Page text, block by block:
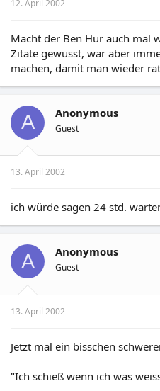
12. April 2002
Macht der Ben Hur auch mal
Zitate gewusst, war aber
machen, damit man wieder
A Anonymous
Guest
13. April 2002
ich würde sagen 24 std.
A Anonymous
Guest
13. April 2002
Jetzt mal ein bisschen
"Ich schieß wenn ich was